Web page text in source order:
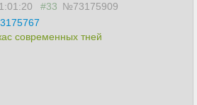
#33 №73175909
современных тней